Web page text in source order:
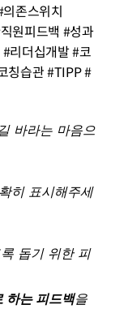
존스위치
원피드백 #성과
리더십개발 #코
칭습관 #TIPP #
바라는 마음으
히 표시해주세
돕기 위한 피
하는 피드백을